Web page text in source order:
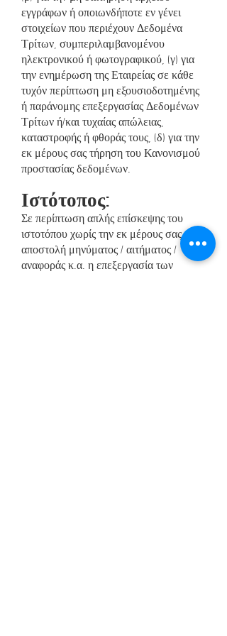
εγγράφων ή οποιωνδήποτε εν γένει
στοιχείων που περιέχουν Δεδομένα
Τρίτων, συμπεριλαμβανομένου
ηλεκτρονικού ή φωτογραφικού, (γ) για
την ενημέρωση της Εταιρείας σε κάθε
τυχόν περίπτωση μη εξουσιοδοτημένης
ή παράνομης επεξεργασίας Δεδομένων
Τρίτων ή/και τυχαίας απώλειας,
καταστροφής ή φθοράς τους, (δ) για την
εκ μέρους σας τήρηση του Κανονισμού
προστασίας δεδομένων.
Ιστότοπος:
Σε περίπτωση απλής επίσκεψης του
ιστοτόπου χωρίς την εκ μέρους σας
αποστολή μηνύματος / αιτήματος /
αναφοράς κ.α. η επεξεργασία των